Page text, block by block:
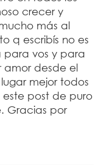
crecer y
más al
q escribís no es
para vos y para
amor desde el
mejor todos
post de puro
Gracias por